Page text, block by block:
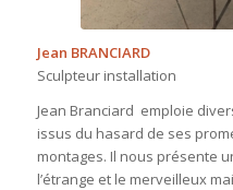
Jean BRANCIARD
Sculpteur installation
Jean Branciard emploie
issus du hasard de ses
montages. Il nous présente
l’étrange et le merveilleux